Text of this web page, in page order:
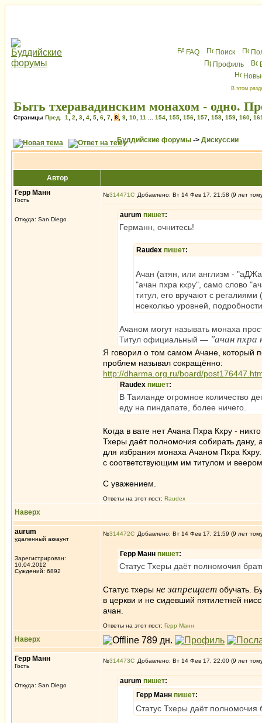
FAQ Поиск
Профиль
В этом
Быть тхеравадинским монахом - одно.
Страницы Пред. 1 2 3 4 5 6 7 8 9 10 11 154 155 156 157 158 159 160
Буддийские форумы -> Дискуссии
Автор
Герр Манн
Гость
Откуда: San Diego
№314471 Добавлено: Вт 14 Фев 17, 21:58 (9 лет
aurum пишет:
Германн, очнитесь!
Raudex пишет:
Ачан (атян, или англизм -
"ачан пхра кхру", само слово
титул, его вручают с
нсеколкьо уровней,
Ачаном могут называть монаха
Титул официальный — "ачан пхра
Я говорил о том самом Ачане, который
проблем называл сокращённо:
http://dharma.org.ru/board/
Raudex пишет:
В Таиланде огромное количество
еду на пиндапате, более ничего.
Когда в вате нет Ачана Пхра Кхру -
Тхеры даёт полномочия собирать дану,
для избрания монаха Ачаном Пхра
с соответствующим им титулом и
С уважением.
Ответы на этот пост: Raudex
Наверх
aurum
удаленный аккаунт
Зарегистрирован:
10.04.2012
Суждений: 6892
№314472 Добавлено: Вт 14 Фев 17, 21:59 (9 лет
Герр Манн пишет:
Статус Тхеры даёт полномочия
Статус тхеры не запрещает обучать.
в церкви и не сидевший пятилетней
ачан.
Ответы на этот пост: Герр Манн
Наверх
Герр Манн
Гость
Откуда: San Diego
№314473 Добавлено: Вт 14 Фев 17, 22:00 (9 лет
aurum пишет:
Герр Манн пишет:
Статус Тхеры даёт полномочия